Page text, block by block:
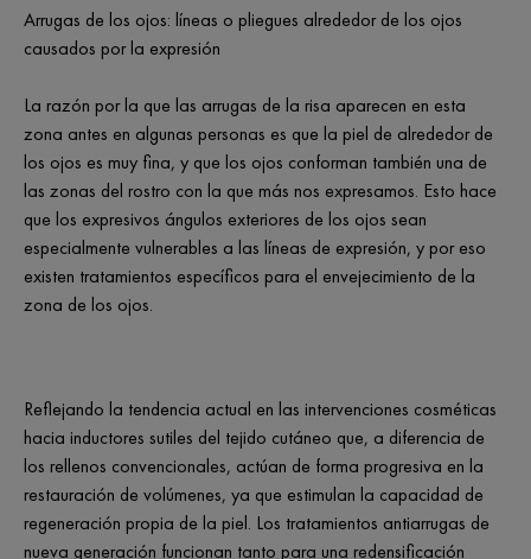
Arrugas de los ojos: líneas o pliegues alrededor de los ojos
causados por la expresión
La razón por la que las arrugas de la risa aparecen en esta
zona antes en algunas personas es que la piel de alrededor de
los ojos es muy fina, y que los ojos conforman también una de
las zonas del rostro con la que más nos expresamos. Esto hace
que los expresivos ángulos exteriores de los ojos sean
especialmente vulnerables a las líneas de expresión, y por eso
existen tratamientos específicos para el envejecimiento de la
zona de los ojos.
Reflejando la tendencia actual en las intervenciones cosméticas
hacia inductores sutiles del tejido cutáneo que, a diferencia de
los rellenos convencionales, actúan de forma progresiva en la
restauración de volúmenes, ya que estimulan la capacidad de
regeneración propia de la piel. Los tratamientos antiarrugas de
nueva generación funcionan tanto para una redensificación